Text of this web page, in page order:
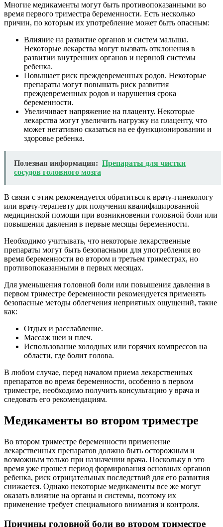
Многие медикаменты могут быть противопоказанными во
время первого триместра беременности. Есть несколько
причин, по которым их употребление может быть опасным:
Влияние на развитие органов и систем малыша.
Некоторые лекарства могут вызвать отклонения в
развитии внутренних органов и нервной системы
ребенка.
Повышает риск преждевременных родов. Некоторые
препараты могут повышать риск развития
преждевременных родов и нарушения срока
беременности.
Увеличивает напряжение на плаценту. Некоторые
лекарства могут увеличить нагрузку на плаценту, что
может негативно сказаться на ее функционировании и
здоровье ребенка.
Полезная информация: Препараты для чистки
сосудов головного мозга
В связи с этим рекомендуется обратиться к врачу-гинекологу
или врачу-терапевту для получения квалифицированной
медицинской помощи при возникновении головной боли или
повышения давления в первые месяцы беременности.
Необходимо учитывать, что некоторые лекарственные
препараты могут быть безопасными для употребления во
время беременности во втором и третьем триместрах, но
противопоказанными в первых месяцах.
Для уменьшения головной боли или повышения давления в
первом триместре беременности рекомендуется применять
безопасные методы облегчения неприятных ощущений, такие
как:
Отдых и расслабление.
Массаж шеи и плеч.
Использование холодных или горячих компрессов на
области, где болит голова.
В любом случае, перед началом приема лекарственных
препаратов во время беременности, особенно в первом
триместре, необходимо получить консультацию у врача и
следовать его рекомендациям.
Медикаменты во втором триместре
Во втором триместре беременности применение
лекарственных препаратов должно быть осторожным и
возможным только при назначении врача. Поскольку в это
время уже прошел период формирования основных органов
ребенка, риск отрицательных последствий для его развития
снижается. Однако некоторые медикаменты все же могут
оказать влияние на органы и системы, поэтому их
применение требует специального внимания и контроля.
Причины головной боли во втором триместре